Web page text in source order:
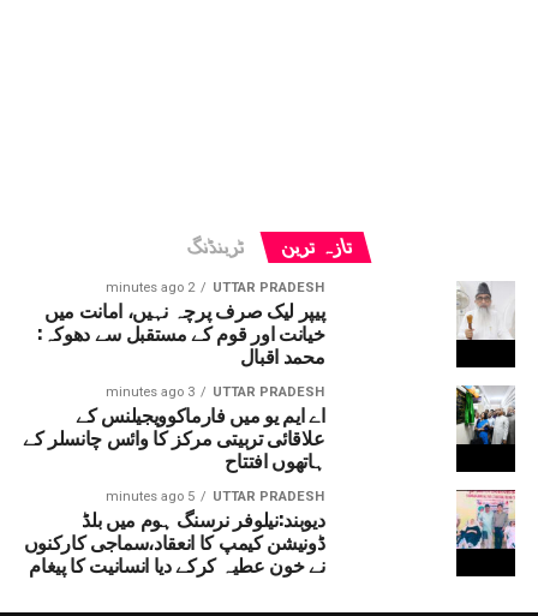
تازہ ترین ٹرینڈنگ
UTTAR PRADESH
2 minutes ago
پیپر لیک صرف پرچہ نہیں، امانت میں
خیانت اور قوم کے مستقبل سے دھوکہ:
محمد اقبال
UTTAR PRADESH
3 minutes ago
اے ایم یو میں فارماکوویجیلنس کے
علاقائی تربیتی مرکز کا وائس چانسلر کے
ہاتھوں افتتاح
UTTAR PRADESH
5 minutes ago
دیوبند:نیلوفر نرسنگ ہوم میں بلڈ
ڈونیشن کیمپ کا انعقاد،سماجی کارکنوں
نے خون عطیہ کرکے دیا انسانیت کا پیغام